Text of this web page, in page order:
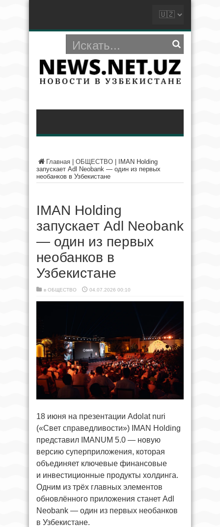
Главная ОБЩЕСТВО
IMAN Holding
запускает Adl Neobank — один из первых
необанков в Узбекистане
IMAN Holding
запускает Adl Neobank
— один из первых
необанков в
Узбекистане
в ОБЩЕСТВО 04.07.2026 00:10
18 июня на презентации Adolat nuri
(«Свет справедливости») IMAN Holding
представил IMANUM 5.0 — новую
версию суперприложения, которая
объединяет ключевые финансовые
и инвестиционные продукты холдинга.
Одним из трёх главных элементов
обновлённого приложения станет Adl
Neobank — один из первых необанков
в Узбекистане.